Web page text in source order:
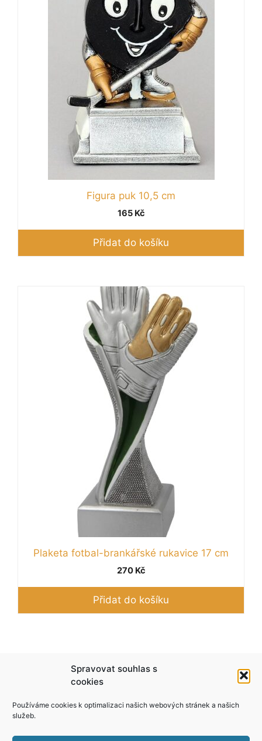
Spravovat souhlas s
cookies
Používáme cookies k optimalizaci našich webových stránek a našich
služeb.
Figura puk 10,5 cm
165 Kč
Přidat do košíku
Plaketa fotbal-brankářské rukavice 17 cm
270 Kč
Přidat do košíku
Podle zákona o evidenci tržeb je prodávající
povinen vystavit kupujícímu účtenku. Zároveň je
daně online; v případě technického výpadku pak